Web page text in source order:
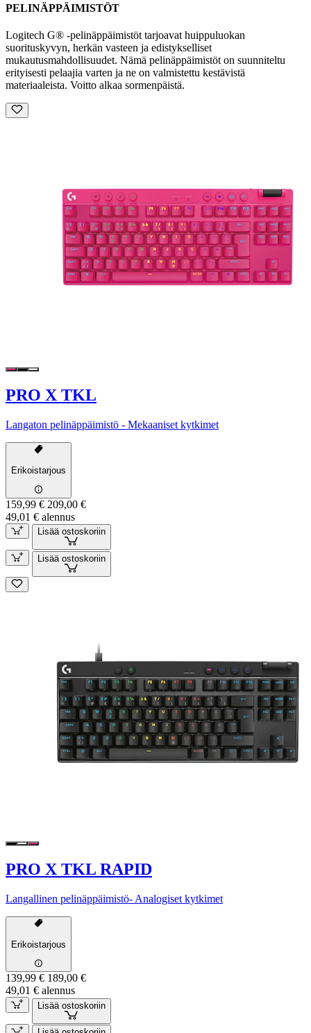
PELINÄPPÄIMISTÖT
Logitech G® -pelinäppäimistöt tarjoavat huippuluokan
suorituskyvyn, herkän vasteen ja edistykselliset
mukautusmahdollisuudet. Nämä pelinäppäimistöt on suunniteltu
erityisesti pelaajia varten ja ne on valmistettu kestävistä
materiaaleista. Voitto alkaa sormenpäistä.
PRO X TKL
Langaton pelinäppäimistö - Mekaaniset kytkimet
Erikoistarjous
159,99 € 209,00 €
49,01 € alennus
Lisää ostoskoriin
Lisää ostoskoriin
PRO X TKL RAPID
Langallinen pelinäppäimistö- Analogiset kytkimet
Erikoistarjous
139,99 € 189,00 €
49,01 € alennus
Lisää ostoskoriin